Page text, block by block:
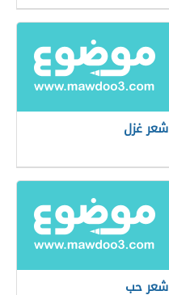
شعر غزل
شعر حب